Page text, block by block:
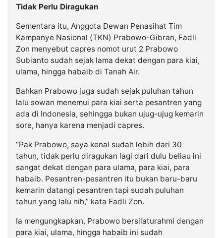
Tidak Perlu Diragukan
Sementara itu, Anggota Dewan Penasihat Tim
Kampanye Nasional (TKN) Prabowo-Gibran, Fadli
Zon menyebut capres nomot urut 2 Prabowo
Subianto sudah sejak lama dekat dengan para kiai,
ulama, hingga habaib di Tanah Air.
Bahkan Prabowo juga sudah sejak puluhan tahun
lalu sowan menemui para kiai serta pesantren yang
ada di Indonesia, sehingga bukan ujug-ujug kemarin
sore, hanya karena menjadi capres.
“Pak Prabowo, saya kenal sudah lebih dari 30
tahun, tidak perlu diragukan lagi dari dulu beliau ini
sangat dekat dengan para ulama, para kiai, para
habaib. Pesantren-pesantren itu bukan baru-baru
kemarin datangi pesantren tapi sudah puluhan
tahun yang lalu nih,” kata Fadli Zon.
Ia mengungkapkan, Prabowo bersilaturahmi dengan
para kiai, ulama, hingga habaib ini sudah